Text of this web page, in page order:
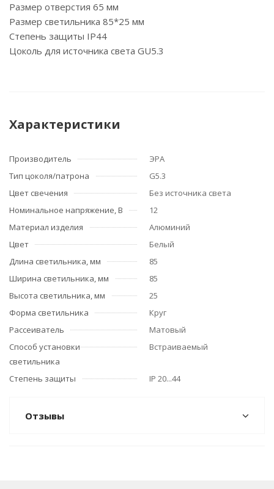
Размер отверстия 65 мм
Размер светильника 85*25 мм
Степень защиты IP44
Цоколь для источника света GU5.3
Характеристики
Производитель
ЭРА
Тип цоколя/патрона
G5.3
Цвет свечения
Без источника света
Номинальное напряжение, В
12
Материал изделия
Алюминий
Цвет
Белый
Длина светильника, мм
85
Ширина светильника, мм
85
Высота светильника, мм
25
Форма светильника
Круг
Рассеиватель
Матовый
Способ установки
светильника
Встраиваемый
Степень защиты IP 20...44
Отзывы